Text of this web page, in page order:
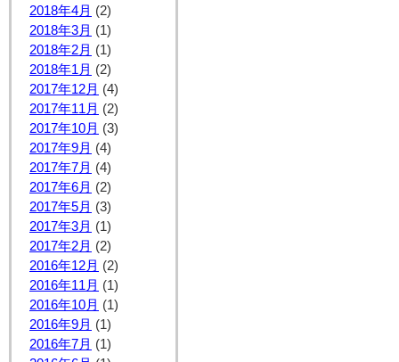
2018年4月 (2)
2018年3月 (1)
2018年2月 (1)
2018年1月 (2)
2017年12月 (4)
2017年11月 (2)
2017年10月 (3)
2017年9月 (4)
2017年7月 (4)
2017年6月 (2)
2017年5月 (3)
2017年3月 (1)
2017年2月 (2)
2016年12月 (2)
2016年11月 (1)
2016年10月 (1)
2016年9月 (1)
2016年7月 (1)